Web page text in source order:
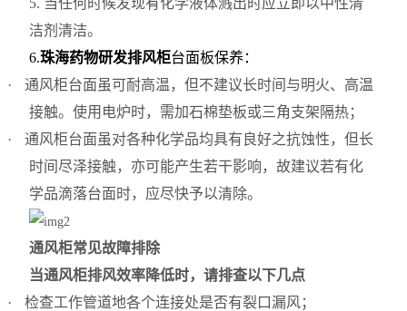
5. 当任何时候发现有化学液体溅出时应立即以中性清
洁剂清洁。
6.珠海药物研发排风柜台面板保养：
·
通风柜台面虽可耐高温，但不建议长时间与明火、高温
接触。使用电炉时，需加石棉垫板或三角支架隔热；
·
通风柜台面虽对各种化学品均具有良好之抗蚀性，但长
时间尽泽接触，亦可能产生若干影响，故建议若有化
学品滴落台面时，应尽快予以清除。
通风柜常见故障排除
当通风柜排风效率降低时，请排查以下几点
·
检查工作管道地各个连接处是否有裂口漏风；